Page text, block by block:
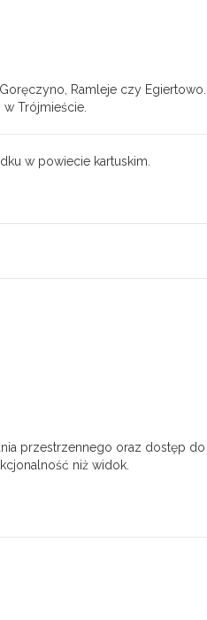
Ramleje czy
Trójmieście.
w powiecie kartuskim.
przestrzennego oraz dostęp do
niż widok.